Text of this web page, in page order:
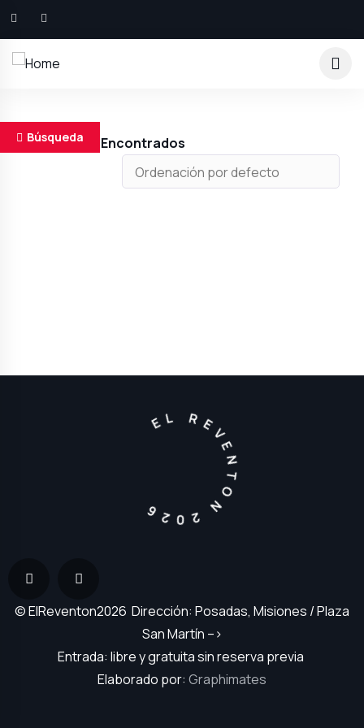
Búsqueda
Resultados Encontrados
EL REVENTON 2026
© ElReventon2026 Dirección: Posadas, Misiones / Plaza
San Martín –>
Entrada: libre y gratuita sin reserva previa
Elaborado por: Graphimates